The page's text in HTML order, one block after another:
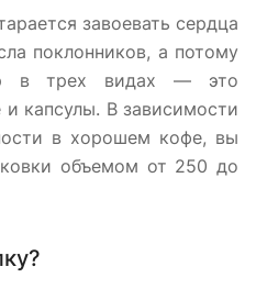
завоевать сердца
поклонников, а потому
в трех видах — это
капсулы. В зависимости
в хорошем кофе, вы
объемом от 250 до